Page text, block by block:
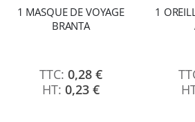
1 MASQUE DE VOYAGE
BRANTA
0,28 €
0,23 €
1